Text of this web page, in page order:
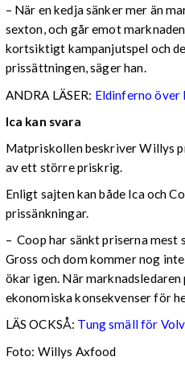
– När en kedja sänker mer än
sexton, och går emot
kortsiktigt kampanjutspel och
prissättningen, säger han.
ANDRA LÄSER: Eldinferno över
Ica kan svara
Matpriskollen beskriver Willys
av ett större priskrig.
Enligt sajten kan både Ica och
prissänkningar.
– Coop har sänkt priserna mest
Gross och dom kommer nog
ökar igen. När
ekonomiska konsekvenser för
LÄS OCKSÅ: Tung smäll för
Foto: Willys Axfood